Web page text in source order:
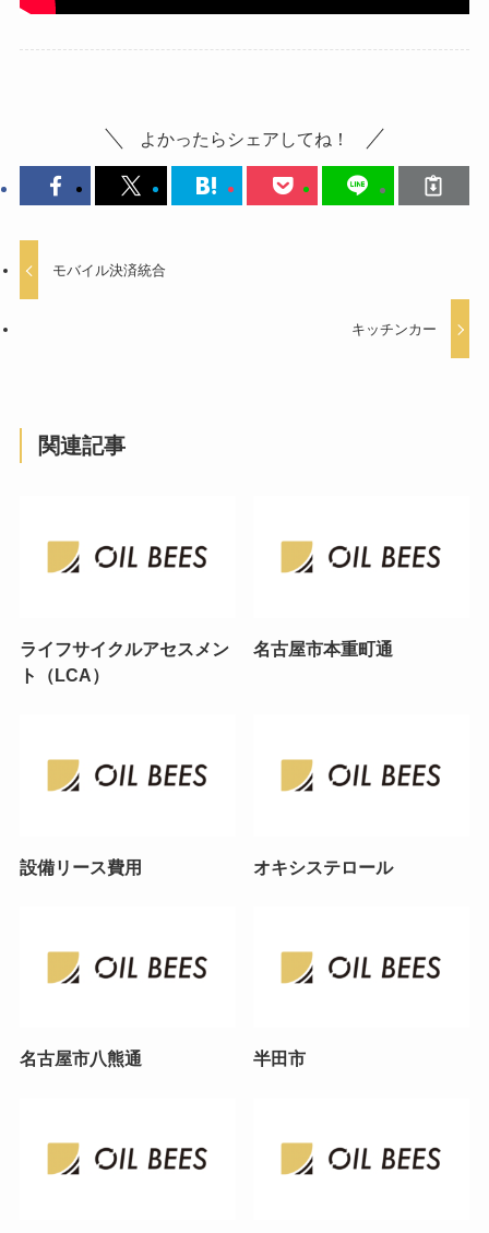
よかったらシェアしてね！
モバイル決済統合
キッチンカー
関連記事
ライフサイクルアセスメン
ト（LCA）
名古屋市本重町通
設備リース費用 オキシステロール
名古屋市八熊通 半田市